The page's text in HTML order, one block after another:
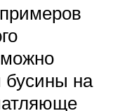
бусины на